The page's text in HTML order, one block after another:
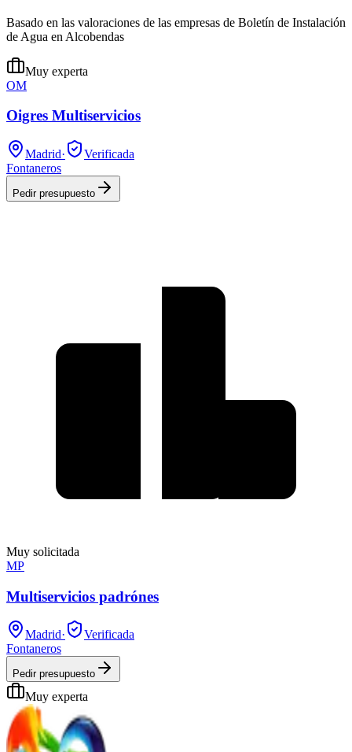
Basado en las valoraciones de las empresas de Boletín de Instalación
de Agua en Alcobendas
Muy experta
OM
Oigres Multiservicios
Madrid·
Verificada
Fontaneros
Pedir presupuesto
Muy solicitada
MP
Multiservicios padrónes
Madrid·
Verificada
Fontaneros
Pedir presupuesto
Muy experta